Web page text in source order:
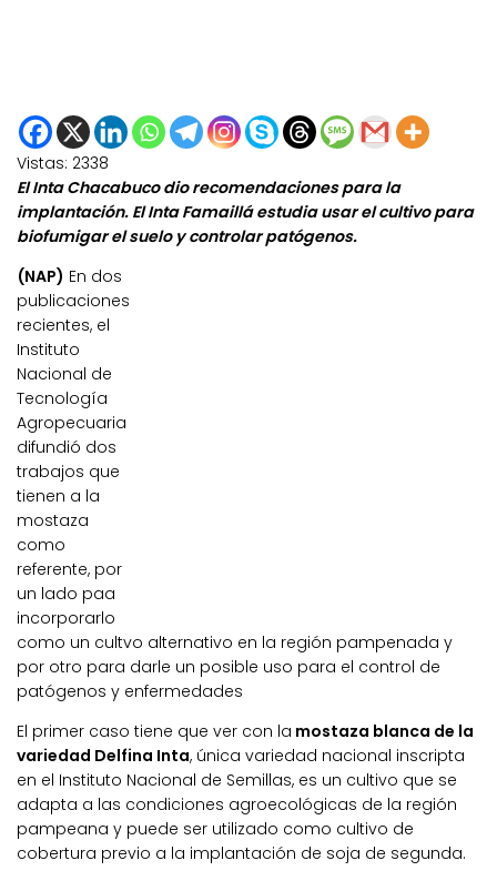
Vistas: 2338
El Inta Chacabuco dio recomendaciones para la
implantación. El Inta Famailláestudia usar el cultivo para
biofumigar el suelo y controlar patógenos.
(NAP) En dos
publicaciones
recientes, el
Instituto
Nacional de
Tecnología
Agropecuaria
difundió dos
trabajos que
tienen a la
mostaza
como
referente, por
un lado paa
incorporarlo
como un cultvo alternativo en la región pampenada y
por otro para darle un posible uso para el control de
patógenos y enfermedades
El primer caso tiene que ver con la mostaza blanca de la
variedad Delfina Inta, única variedad nacional inscripta
en el Instituto Nacional de Semillas, es un cultivo que se
adapta a las condiciones agroecológicas de la región
pampeana y puede ser utilizado como cultivo de
cobertura previo a la implantación de soja de segunda.